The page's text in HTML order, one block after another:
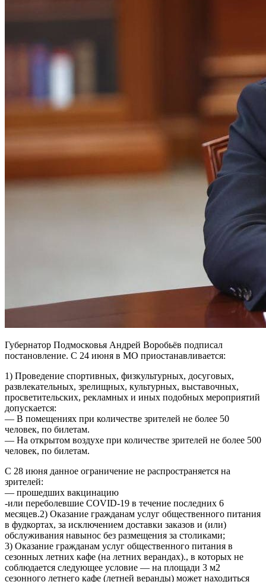
Губернатор Подмосковья Андрей Воробьёв подписал
постановление. С 24 июня в МО приостанавливается:
1) Проведение спортивных, физкультурных, досуговых,
развлекательных, зрелищных, культурных, выставочных,
просветительских, рекламных и иных подобных мероприятий
допускается:
— В помещениях при количестве зрителей не более 50
человек, по билетам.
— На открытом воздухе при количестве зрителей не более 500
человек, по билетам.
С 28 июня данное ограничение не распространяется на
зрителей:
— прошедших вакцинацию
-или переболевшие COVID-19 в течение последних 6
месяцев.2) Оказание гражданам услуг общественного питания
в фудкортах, за исключением доставки заказов и (или)
обслуживания навынос без размещения за столиками;
3) Оказание гражданам услуг общественного питания в
сезонных летних кафе (на летних верандах)., в которых не
соблюдается следующее условие — на площади 3 м2
сезонного летнего кафе (летней веранды) может находиться